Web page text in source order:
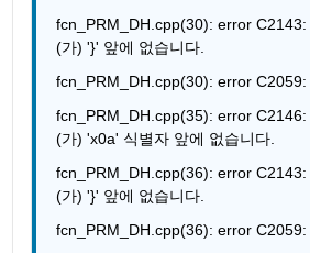
fcn_PRM_DH.cpp(30): error C2143:
(가) '}' 앞에 없습니다.
fcn_PRM_DH.cpp(30): error
fcn_PRM_DH.cpp(35): error C2146:
(가) 'x0a' 식별자 앞에 없습니다.
fcn_PRM_DH.cpp(36): error C2143:
(가) '}' 앞에 없습니다.
fcn_PRM_DH.cpp(36): error